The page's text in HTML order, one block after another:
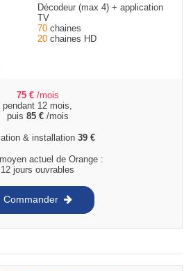
Décodeur (max 4) + application
TV
70 chaines
20 chaines HD
75 € /mois
pendant 12 mois,
puis 85 €/mois
& installation 39 €
actuel de Orange :
12 jours ouvrables
Commander